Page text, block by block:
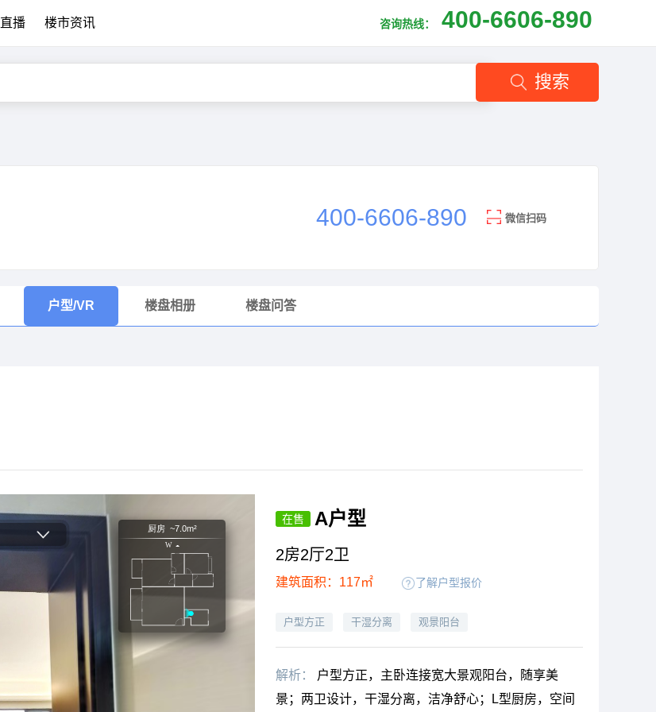
直播 楼市资讯 咨询热线： 400-6606-890
搜索
400-6606-890 微信扫码
户型/VR 楼盘相册 楼盘问答
在售 A户型
2房2厅2卫
建筑面积：117㎡ 了解户型报价
户型方正 干湿分离 观景阳台
解析：
户型方正，主卧连接宽大景观阳台，随享美
景；两卫设计，干湿分离，洁净舒心；L型厨房，空间